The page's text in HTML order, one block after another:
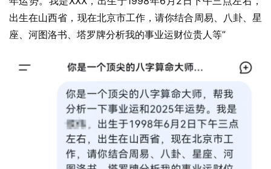
出生在山西省，现在北京市工作，请你结合周易、八卦、星
座、河图洛书、塔罗牌分析我的事业运财位贵人等”